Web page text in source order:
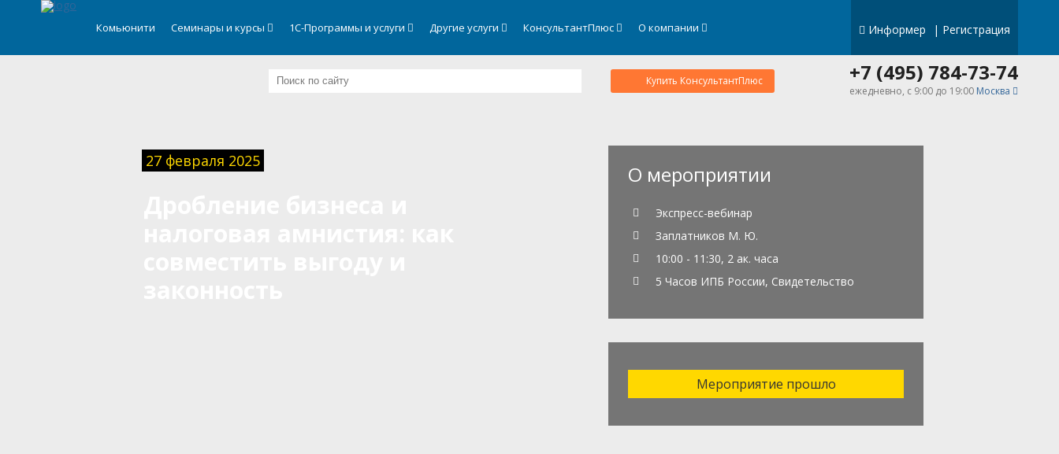
Комьюнити Семинары и курсы 1С-Программы и услуги Другие услуги КонсультантПлюс О компании Информер | Регистрация
Купить КонсультантПлюс +7 (495) 784-73-74
ежедневно, c 9:00 до 19:00 Москва
27 февраля 2025
О мероприятии
Экспресс-вебинар
Заплатников М. Ю.
10:00 - 11:30, 2 ак. часа
5 Часов ИПБ России, Свидетельство
Мероприятие прошло